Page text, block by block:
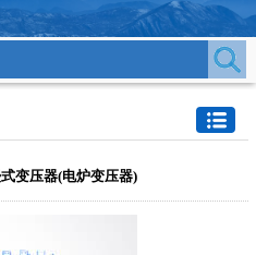
变压器(电炉变压器)